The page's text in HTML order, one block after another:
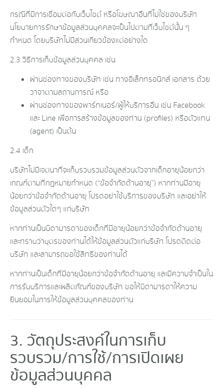
กรณีที่มีการเชื่อมต่อกับเว็บไซต์ หรือโฆษณาอื่นที่ไม่ใช่ของบริษัท
นโยบายการรักษาข้อมูลส่วนบุคคลจะเป็นไปตามที่เว็บไซต์นั้น ๆ
กำหนด โดยบริษัทไม่มีส่วนเกี่ยวข้องแต่อย่างใด
2.3 วิธีการเก็บข้อมูลส่วนบุคคล เช่น
ผ่านช่องทางของบริษัท เช่น ทางอิเล็กทรอนิกส์ เอกสาร ด้วย
วาจาตามสถานการณ์ หรือ
ผ่านช่องทางของพาร์ทเนอร์/ผู้ให้บริการอื่น เช่น Facebook
และ Line เพื่อการสร้างข้อมูลของท่าน (profiles) หรือตัวแทน
(agent) เป็นต้น
2.4 เด็ก
บริษัทไม่มีเจตนาที่จะเก็บรวบรวมข้อมูลส่วนตัวจากเด็กอายุน้อยกว่า
เกณฑ์ตามที่กฎหมายกำหนด (“ข้อจำกัดด้านอายุ”) หากท่านมีอายุ
น้อยกว่าข้อจำกัดด้านอายุ โปรดอย่าใช้บริการของบริษัท และอย่าให้
ข้อมูลส่วนตัวใดๆ แก่บริษัท
หากท่านเป็นบิดามารดาของเด็กที่มีอายุน้อยกว่าข้อจำกัดด้านอายุ
และทราบว่าบุตรของท่านได้ให้ข้อมูลส่วนตัวแก่บริษัท โปรดติดต่อ
บริษัท และสามารถขอใช้สิทธิของท่านได้
หากท่านเป็นเด็กที่มีอายุน้อยกว่าข้อจำกัดด้านอายุ และมีความจำเป็นใน
การรับบริการและผลิตภัณฑ์ของบริษัท ขอให้บิดามารดาให้ความ
ยินยอมในการให้ข้อมูลส่วนบุคคลของท่าน
3. วัตถุประสงค์ในการเก็บ
รวบรวม/การใช้/การเปิดเผย
ข้อมูลส่วนบุคคล